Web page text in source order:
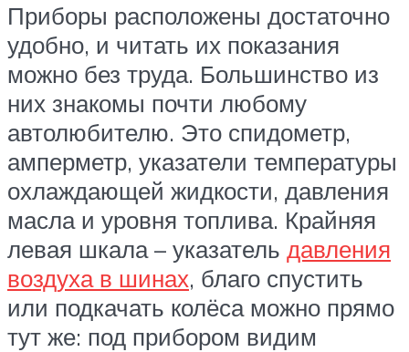
Приборы расположены достаточно
удобно, и читать их показания
можно без труда. Большинство из
них знакомы почти любому
автолюбителю. Это спидометр,
амперметр, указатели температуры
охлаждающей жидкости, давления
масла и уровня топлива. Крайняя
левая шкала – указатель давления
воздуха в шинах, благо спустить
или подкачать колёса можно прямо
тут же: под прибором видим